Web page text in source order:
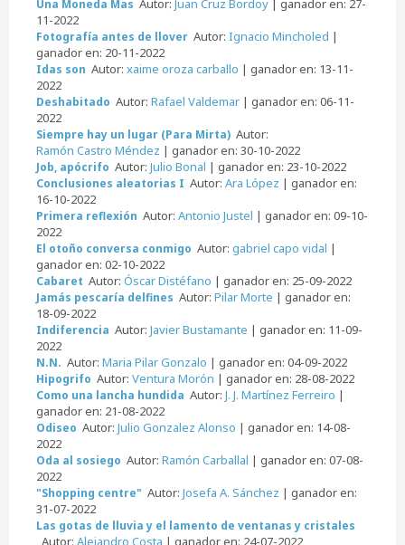
Una Moneda Mas
11-2022
Fotografía antes de llover Autor: Ignacio Mincholed |
ganador en: 20-11-2022
Idas son Autor: xaime oroza carballo | ganador en: 13-11-
2022
Deshabitado Autor: Rafael Valdemar | ganador en: 06-11-
2022
Siempre hay un lugar (Para Mirta) Autor:
Ramón Castro Méndez | ganador en: 30-10-2022
Job, apócrifo Autor: Julio Bonal | ganador en: 23-10-2022
Conclusiones aleatorias I Autor: Ara López | ganador en:
16-10-2022
Primera reflexión Autor: Antonio Justel | ganador en: 09-10-
2022
El otoño conversa conmigo Autor: gabriel capo vidal |
ganador en: 02-10-2022
Cabaret Autor: Óscar Distéfano | ganador en: 25-09-2022
Jamás pescaría delfines Autor: Pilar Morte | ganador en:
18-09-2022
Indiferencia Autor: Javier Bustamante | ganador en: 11-09-
2022
N.N. Autor: Maria Pilar Gonzalo | ganador en: 04-09-2022
Hipogrifo Autor: Ventura Morón | ganador en: 28-08-2022
Como una lancha hundida Autor: J. J. Martínez Ferreiro |
ganador en: 21-08-2022
Odiseo Autor: Julio Gonzalez Alonso | ganador en: 14-08-
2022
Oda al sosiego Autor: Ramón Carballal | ganador en: 07-08-
2022
"Shopping centre" Autor: Josefa A. Sánchez | ganador en:
31-07-2022
Las gotas de lluvia y el lamento de ventanas y cristales
Autor: Alejandro Costa | ganador en: 24-07-2022